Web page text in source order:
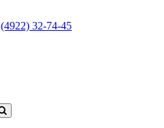
(4922) 32-74-45